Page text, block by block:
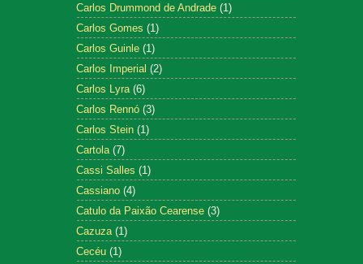
Carlos Drummond de Andrade (1)
Carlos Gomes (1)
Carlos Guinle (1)
Carlos Imperial (2)
Carlos Lyra (6)
Carlos Rennó (3)
Carlos Stein (1)
Cartola (7)
Cassi Salles (1)
Cassiano (4)
Catulo da Paixão Cearense (3)
Cazuza (1)
Cecéu (1)